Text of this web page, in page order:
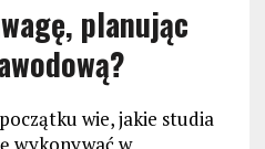
planując
wie, jakie studia